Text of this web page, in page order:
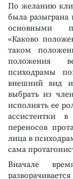
По желанию
была разыграна
основными
«Каково
таком
положения
психодрамы
внешний вид и
выбрать из
исполнять ее
ассистентки
переносов
лица в
сама
Вначале